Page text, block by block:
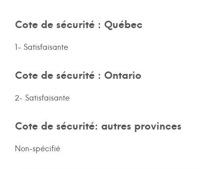
Cote de sécurité : Québec
1- Satisfaisante
Cote de sécurité : Ontario
2- Satisfaisante
Cote de sécurité: autres provinces
Non-spécifié